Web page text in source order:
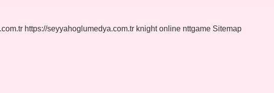
https://seyyahoglumedya.com.tr knight online nttgame Sitemap